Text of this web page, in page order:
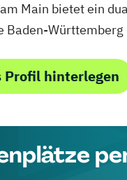
Main bietet ein
Baden-
hinterlegen